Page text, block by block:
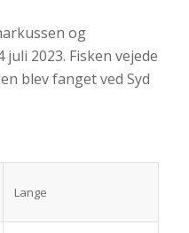
og
2023. Fisken vejede
blev fanget ved Syd
Lange